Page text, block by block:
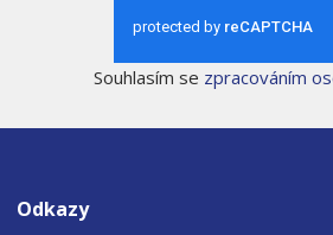
Souhlasím se zpracováním
Odkazy